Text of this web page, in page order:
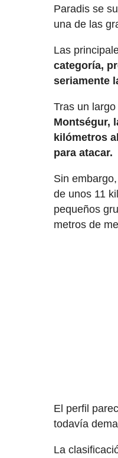
Paradis se
una de las
Las
categoría,
seriamente
Tras un
Montségur,
kilómetros
para atacar.
Sin
de unos 11
pequeños
metros de
El perfil
todavía
La